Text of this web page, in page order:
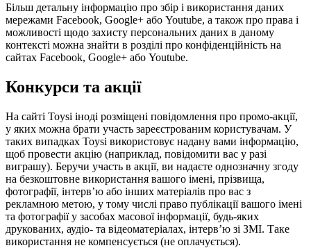
Більш детальну інформацію про збір і використання даних
мережами Facebook, Google+ або Youtube, а також про права і
можливості щодо захисту персональних даних в даному
контексті можна знайти в розділі про конфіденційність на
сайтах Facebook, Google+ або Youtube.
Конкурси та акції
На сайті Toysi іноді розміщені повідомлення про промо-акції,
у яких можна брати участь зареєстрованим користувачам. У
таких випадках Toysi використовує надану вами інформацію,
щоб провести акцію (наприклад, повідомити вас у разі
виграшу). Беручи участь в акції, ви надаєте однозначну згоду
на безкоштовне використання вашого імені, прізвища,
фотографії, інтерв’ю або інших матеріалів про вас з
рекламною метою, у тому числі право публікації вашого імені
та фотографії у засобах масової інформації, будь-яких
друкованих, аудіо- та відеоматеріалах, інтерв’ю зі ЗМІ. Таке
використання не компенсується (не оплачується).